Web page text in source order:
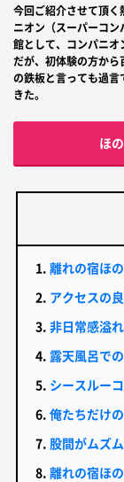
今回ご紹介させて頂
ニオン（スーパーコ
館として、コンパニ
だが、初体験の方か
の鉄板と言っても過
きた。
ほ
離れの宿ほ
アクセスの
非日常感溢
露天風呂で
シースルー
俺たちだけ
股間がムズ
離れの宿ほ